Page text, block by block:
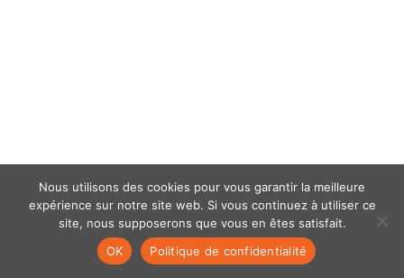
Nous utilisons des cookies pour vous garantir la meilleure
expérience sur notre site web. Si vous continuez à utiliser ce
site, nous supposerons que vous en êtes satisfait.
OK
Politique de confidentialité